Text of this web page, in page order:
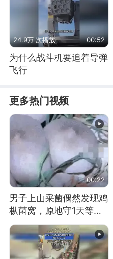
24.9万 次播放 00:52
为什么战斗机要追着导弹
飞行
更多热门视频
00:22
男子上山采菌偶然发现鸡
枞菌窝，原地守1天等它
长大：挖了140多朵